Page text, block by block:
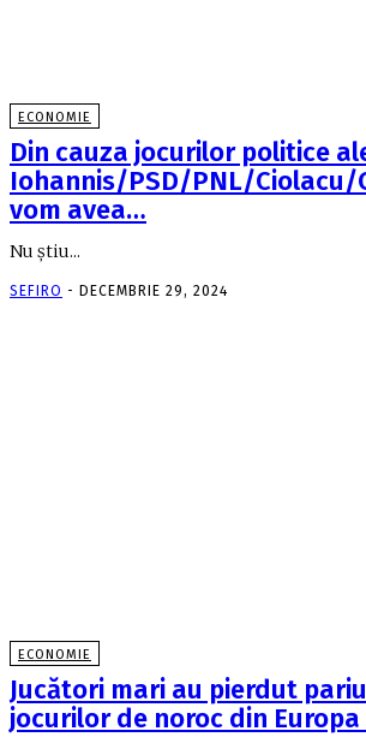
ECONOMIE
Din cauza jocurilor politice
Iohannis/PSD/PNL/Ciolacu/
vom avea…
Nu ştiu...
SEFIRO - DECEMBRIE 29, 2024
ECONOMIE
Jucători mari au pierdut
jocurilor de noroc din Europa